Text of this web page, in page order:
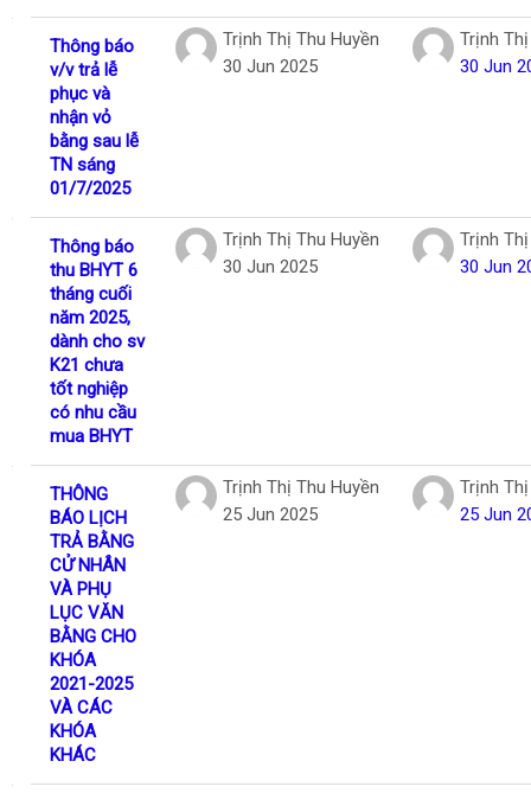
Thông báo
v/v trả lễ
phục và
nhận vỏ
bằng sau lễ
TN sáng
01/7/2025
Trịnh Thị Thu Huyền
30 Jun 2025
Trịnh
30 Jun
Thông báo
thu BHYT 6
tháng cuối
năm 2025,
dành cho sv
K21 chưa
tốt nghiệp
có nhu cầu
mua BHYT
Trịnh Thị Thu Huyền
30 Jun 2025
Trịnh
30 Jun
THÔNG
BÁO LỊCH
TRẢ BẰNG
CỬ NHÂN
VÀ PHỤ
LỤC VĂN
BẰNG CHO
KHÓA
2021-2025
VÀ CÁC
KHÓA
KHÁC
Trịnh Thị Thu Huyền
25 Jun 2025
Trịnh
25 Jun